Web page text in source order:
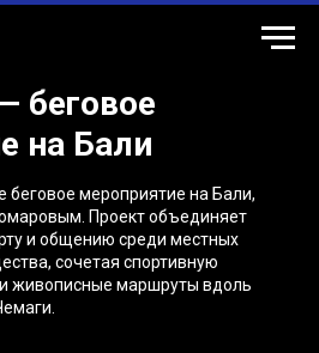
беговое
на Бали
беговое мероприятие на Бали,
Проект объединяет
и общению среди местных
сочетая спортивную
и живописные маршруты вдоль